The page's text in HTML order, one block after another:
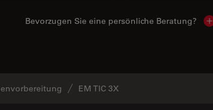
Bevorzugen Sie eine persönliche Beratung?
EM TIC 3X